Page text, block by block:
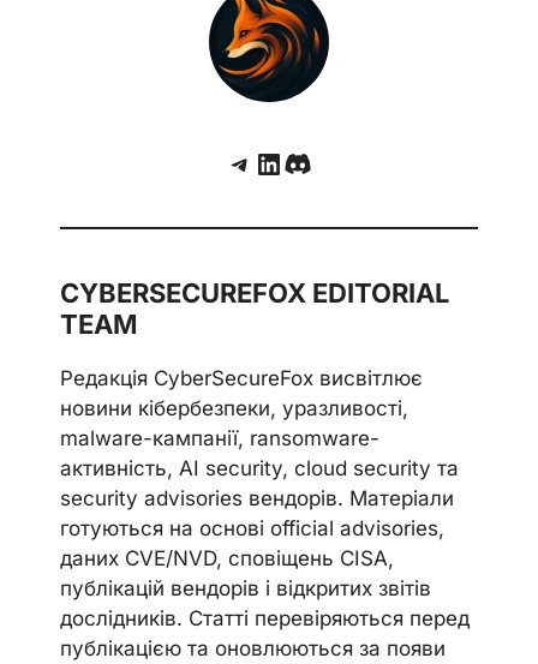
Telegram
LinkedIn
Discord
CYBERSECUREFOX EDITORIAL
TEAM
Редакція CyberSecureFox висвітлює
новини кібербезпеки, уразливості,
malware-кампанії, ransomware-
активність, AI security, cloud security та
security advisories вендорів. Матеріали
готуються на основі official advisories,
даних CVE/NVD, сповіщень CISA,
публікацій вендорів і відкритих звітів
дослідників. Статті перевіряються перед
публікацією та оновлюються за появи